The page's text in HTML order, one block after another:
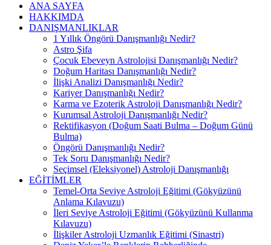
ANA SAYFA
HAKKIMDA
DANIŞMANLIKLAR
1 Yıllık Öngörü Danışmanlığı Nedir?
Astro Şifa
Çocuk Ebeveyn Astrolojisi Danışmanlığı Nedir?
Doğum Haritası Danışmanlığı Nedir?
İlişki Analizi Danışmanlığı Nedir?
Kariyer Danışmanlığı Nedir?
Karma ve Ezoterik Astroloji Danışmanlığı Nedir?
Kurumsal Astroloji Danışmanlığı Nedir?
Rektifikasyon (Doğum Saati Bulma – Doğum Günü
Bulma)
Öngörü Danışmanlığı Nedir?
Tek Soru Danışmanlığı Nedir?
Seçimsel (Eleksiyonel) Astroloji Danışmanlığı
EĞİTİMLER
Temel-Orta Seviye Astroloji Eğitimi (Gökyüzünü
Anlama Kılavuzu)
İleri Seviye Astroloji Eğitimi (Gökyüzünü Kullanma
Kılavuzu)
İlişkiler Astroloji Uzmanlık Eğitimi (Sinastri)